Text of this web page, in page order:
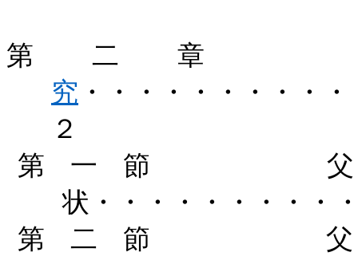
第二章
究 ・・・・・・・・・
２
第一節
状・・・・・・・・・
第二節